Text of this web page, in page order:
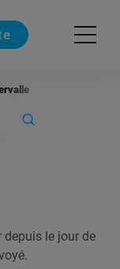
depuis le jour de